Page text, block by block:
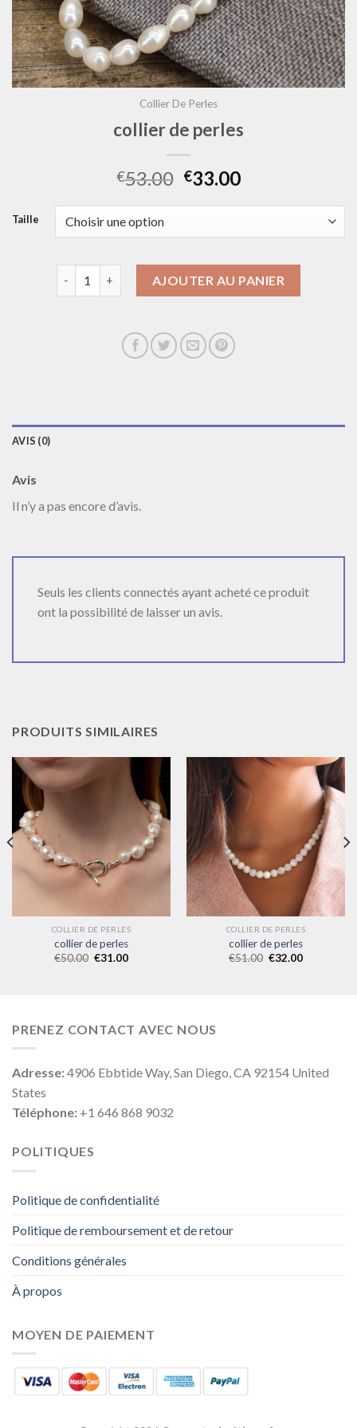
Collier De Perles
collier de perles
€53.00 €33.00
Taille
AJOUTER AU PANIER
AVIS (0)
Avis
Il n’y a pas encore d’avis.
Seuls les clients connectés ayant acheté ce produit
ont la possibilité de laisser un avis.
PRODUITS SIMILAIRES
COLLIER DE PERLES
collier de perles
€50.00 €31.00
COLLIER DE PERLES
collier de perles
€51.00 €32.00
PRENEZ CONTACT AVEC NOUS
Adresse:4906 Ebbtide Way, San Diego, CA 92154 United
States
Téléphone: +1 646 868 9032
POLITIQUES
Politique de confidentialité
Politique de remboursement et de retour
Conditions générales
À propos
MOYEN DE PAIEMENT